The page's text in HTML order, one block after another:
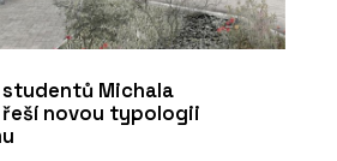
Michala
řeší novou typologii